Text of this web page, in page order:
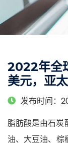
2022年全
美元，亚
发布时间：
脂肪酸是由石炭
油、大豆油、